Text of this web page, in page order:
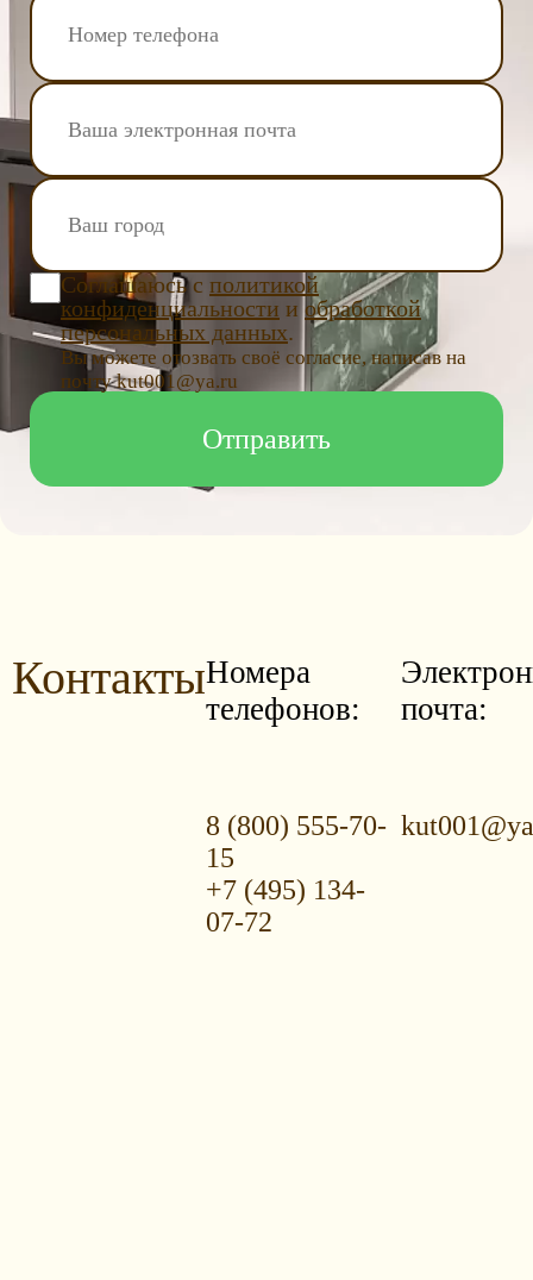
Соглашаюсь с политикой
конфиденциальности и обработкой
персональных данных.
Вы можете отозвать своё согласие, написав на
почту kut001@ya.ru
КонтактыНомера
телефонов:
8 (800) 555-70-
15
+7 (495) 134-
07-72
почта: